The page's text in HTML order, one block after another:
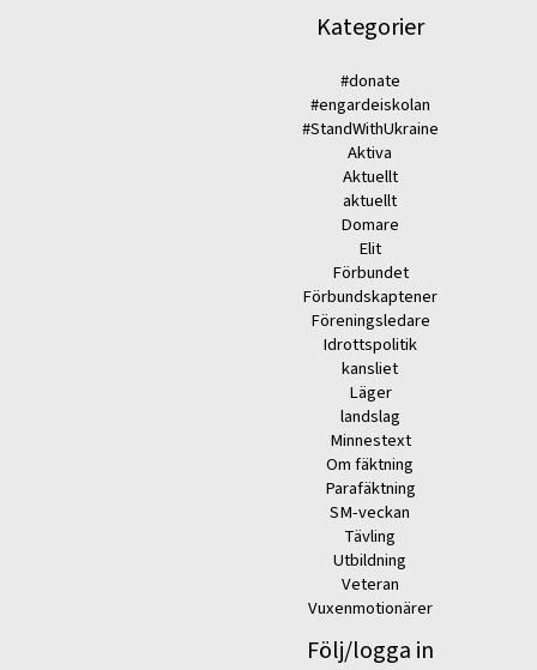
Kategorier
#donate
#engardeiskolan
#StandWithUkraine
Aktiva
Aktuellt
aktuellt
Domare
Elit
Förbundet
Förbundskaptener
Föreningsledare
Idrottspolitik
kansliet
Läger
landslag
Minnestext
Om fäktning
Parafäktning
SM-veckan
Tävling
Utbildning
Veteran
Vuxenmotionärer
Följ/logga in